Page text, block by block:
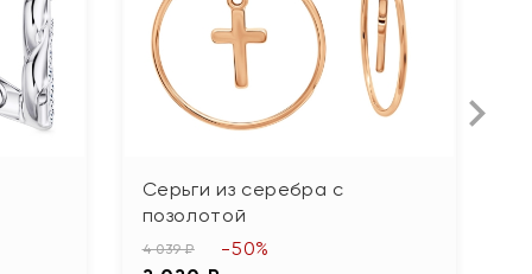
Серьги из серебра с
позолотой
4 039 ₽ -50%